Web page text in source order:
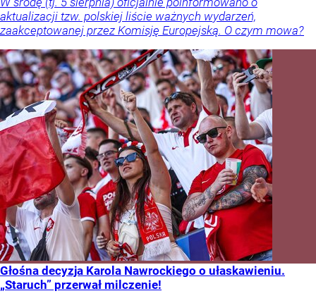
aktualizacji tzw. polskiej liście ważnych wydarzeń,
zaakceptowanej przez Komisję Europejską. O czym mowa?
Głośna decyzja Karola Nawrockiego o ułaskawieniu.
„Staruch” przerwał milczenie!